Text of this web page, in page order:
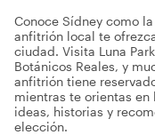
Conoce Sídney como
anfitrión local te
ciudad. Visita Luna
Botánicos Reales, y
anfitrión tiene
mientras te orientas
ideas, historias y
elección.